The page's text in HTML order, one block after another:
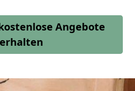
Angebote
erhalten